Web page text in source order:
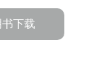
下载